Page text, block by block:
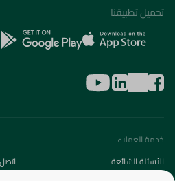
تحميل تطبيقنا
خدمة العملاء
الأسئلة الشائعة